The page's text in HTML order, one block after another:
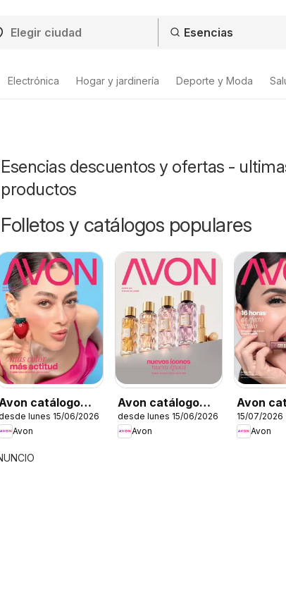
Electrónica Hogar y jardinería Deporte y Moda
Esencias descuentos y ofertas -
productos
Folletos y catálogos populares
Avon catálogo
9
lunes 15/06/2026
Avon
Avon catálogo
Ciclo 10
desde lunes 15/06/2026
Avon
Avon
Ciclo 11
15/07/2026
Avon